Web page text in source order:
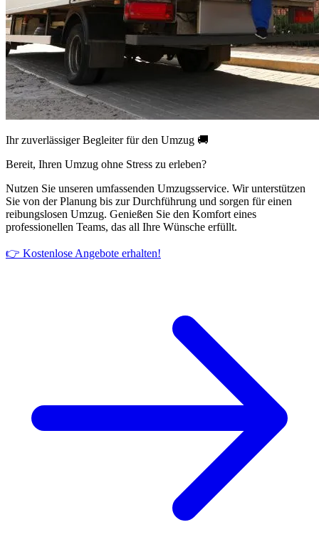
Ihr zuverlässiger Begleiter für den Umzug 🚚
Bereit, Ihren Umzug ohne Stress zu erleben?
Nutzen Sie unseren umfassenden Umzugsservice. Wir unterstützen
Sie von der Planung bis zur Durchführung und sorgen für einen
reibungslosen Umzug. Genießen Sie den Komfort eines
professionellen Teams, das all Ihre Wünsche erfüllt.
👉 Kostenlose Angebote erhalten!